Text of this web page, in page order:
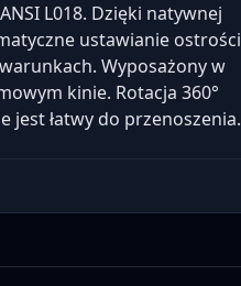
L018. Dzięki natywnej
ustawianie ostrości
Wyposażony w
kinie. Rotacja 360°
jest łatwy do przenoszenia.